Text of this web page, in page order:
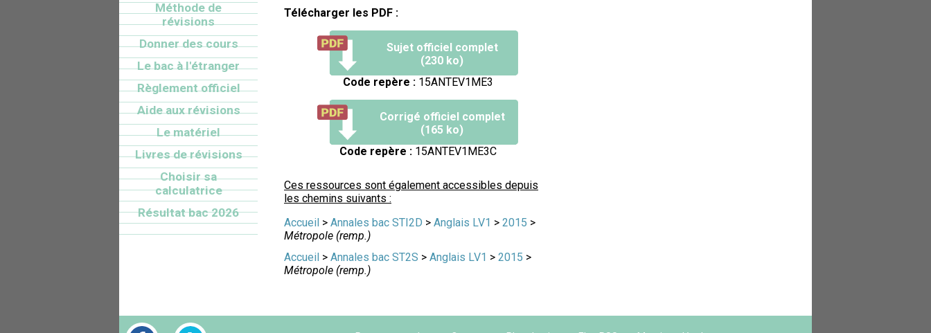
Télécharger les PDF :
Sujet officiel complet
(230 ko)
Code repère :15ANTEV1ME3
Corrigé officiel complet
(165 ko)
Code repère :15ANTEV1ME3C
Ces ressources sont également accessibles depuis
les chemins suivants :
Accueil > Annales bac STI2D > Anglais LV1 > 2015 >
Métropole (remp.)
Accueil > Annales bac ST2S > Anglais LV1 > 2015 >
Métropole (remp.)
Méthode de
révisions
Donner des cours
Le bac à l'étranger
Règlement officiel
Aide aux révisions
Le matériel
Livres de révisions
Choisir sa
calculatrice
Résultat bac 2026